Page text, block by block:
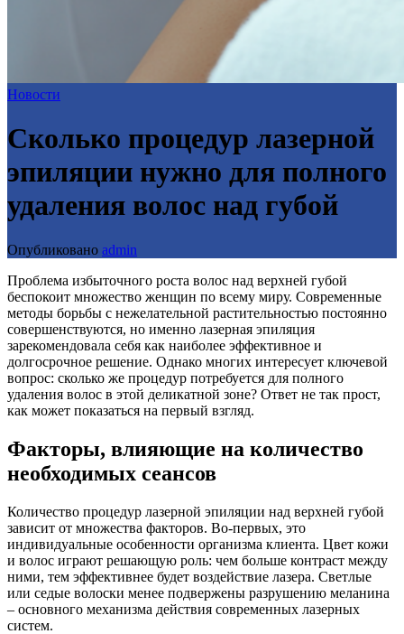
Новости
Сколько процедур лазерной
эпиляции нужно для полного
удаления волос над губой
Опубликовано admin
Проблема избыточного роста волос над верхней губой
беспокоит множество женщин по всему миру. Современные
методы борьбы с нежелательной растительностью постоянно
совершенствуются, но именно лазерная эпиляция
зарекомендовала себя как наиболее эффективное и
долгосрочное решение. Однако многих интересует ключевой
вопрос: сколько же процедур потребуется для полного
удаления волос в этой деликатной зоне? Ответ не так прост,
как может показаться на первый взгляд.
Факторы, влияющие на количество
необходимых сеансов
Количество процедур лазерной эпиляции над верхней губой
зависит от множества факторов. Во-первых, это
индивидуальные особенности организма клиента. Цвет кожи
и волос играют решающую роль: чем больше контраст между
ними, тем эффективнее будет воздействие лазера. Светлые
или седые волоски менее подвержены разрушению меланина
– основного механизма действия современных лазерных
систем.